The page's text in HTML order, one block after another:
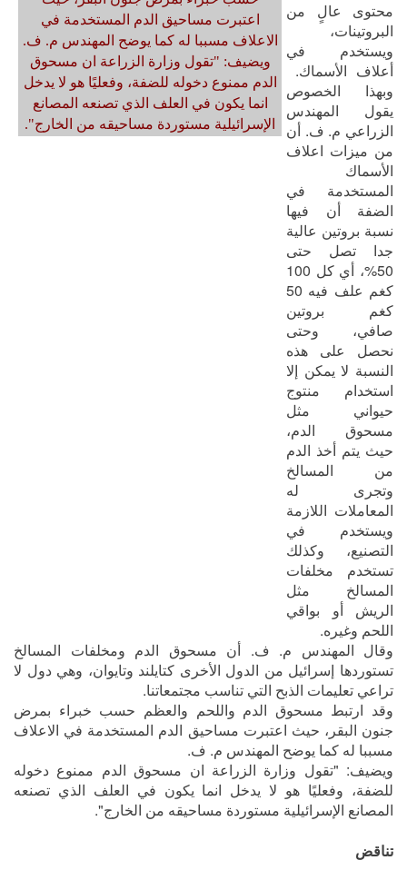
اعتبرت مساحيق الدم المستخدمة في
الاعلاف مسببا له كما يوضح المهندس م. ف.
ويضيف: "تقول وزارة الزراعة ان مسحوق
الدم ممنوع دخوله للضفة، وفعليًا هو لا يدخل
انما يكون في العلف الذي تصنعه المصانع
الإسرائيلية مستوردة مساحيقه من الخارج".
محتوى عالٍ من
البروتينات،
ويستخدم في
أعلاف الأسماك.
وبهذا الخصوص
يقول المهندس
الزراعي م. ف. أن
من ميزات اعلاف
الأسماك
المستخدمة في
الضفة أن فيها
نسبة بروتين عالية
جدا تصل حتى
50%، أي كل 100
كغم علف فيه 50
كغم بروتين
صافي، وحتى
نحصل على هذه
النسبة لا يمكن إلا
استخدام منتوج
حيواني مثل
مسحوق الدم،
حيث يتم أخذ الدم
من المسالخ
وتجرى له
المعاملات اللازمة
ويستخدم في
التصنيع، وكذلك
تستخدم مخلفات
المسالخ مثل
الريش أو بواقي
اللحم وغيره.
وقال المهندس م. ف. أن مسحوق الدم ومخلفات المسالخ
تستوردها إسرائيل من الدول الأخرى كتايلند وتايوان، وهي دول لا
تراعي تعليمات الذبح التي تناسب مجتمعاتنا.
وقد ارتبط مسحوق الدم واللحم والعظم حسب خبراء بمرض
جنون البقر، حيث اعتبرت مساحيق الدم المستخدمة في الاعلاف
مسببا له كما يوضح المهندس م. ف.
ويضيف: "تقول وزارة الزراعة ان مسحوق الدم ممنوع دخوله
للضفة، وفعليًا هو لا يدخل انما يكون في العلف الذي تصنعه
المصانع الإسرائيلية مستوردة مساحيقه من الخارج".
تناقض